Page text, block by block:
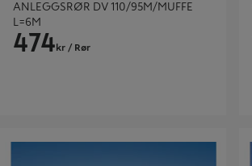
ANLEGGSRØR DV 110/95M/MUFFE
L=6M
474 kr / Rør